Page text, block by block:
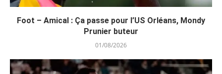
Foot – Amical : Ça passe pour l’US Orléans, Mondy
Prunier buteur
01/08/2026